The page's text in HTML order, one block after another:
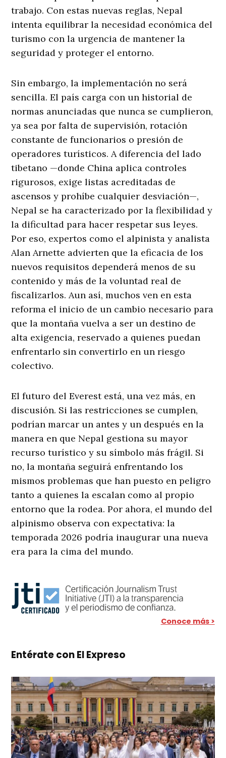
trabajo. Con estas nuevas reglas, Nepal
intenta equilibrar la necesidad económica del
turismo con la urgencia de mantener la
seguridad y proteger el entorno.
Sin embargo, la implementación no será
sencilla. El país carga con un historial de
normas anunciadas que nunca se cumplieron,
ya sea por falta de supervisión, rotación
constante de funcionarios o presión de
operadores turísticos. A diferencia del lado
tibetano —donde China aplica controles
rigurosos, exige listas acreditadas de
ascensos y prohíbe cualquier desviación—,
Nepal se ha caracterizado por la flexibilidad y
la dificultad para hacer respetar sus leyes.
Por eso, expertos como el alpinista y analista
Alan Arnette advierten que la eficacia de los
nuevos requisitos dependerá menos de su
contenido y más de la voluntad real de
fiscalizarlos. Aun así, muchos ven en esta
reforma el inicio de un cambio necesario para
que la montaña vuelva a ser un destino de
alta exigencia, reservado a quienes puedan
enfrentarlo sin convertirlo en un riesgo
colectivo.
El futuro del Everest está, una vez más, en
discusión. Si las restricciones se cumplen,
podrían marcar un antes y un después en la
manera en que Nepal gestiona su mayor
recurso turístico y su símbolo más frágil. Si
no, la montaña seguirá enfrentando los
mismos problemas que han puesto en peligro
tanto a quienes la escalan como al propio
entorno que la rodea. Por ahora, el mundo del
alpinismo observa con expectativa: la
temporada 2026 podría inaugurar una nueva
era para la cima del mundo.
Conoce más >
Entérate con El Expreso